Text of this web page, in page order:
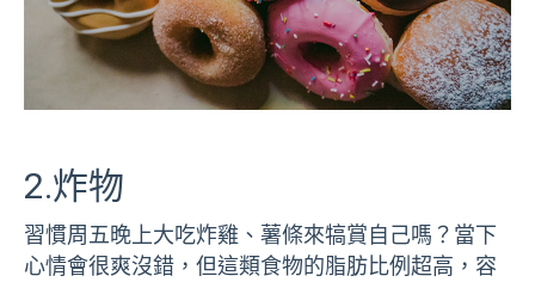
2.炸物
習慣周五晚上大吃炸雞、薯條來犒賞自己嗎？當下
心情會很爽沒錯，但這類食物的脂肪比例超高，容